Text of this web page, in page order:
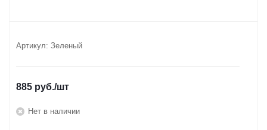
Артикул: Зеленый
885 руб./шт
Нет в наличии